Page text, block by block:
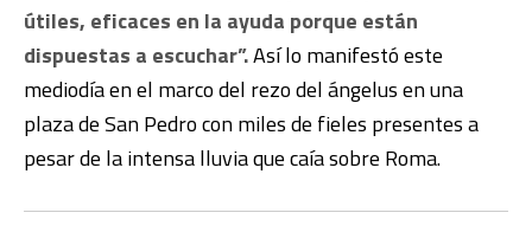
útiles, eficaces en la ayuda porque están
dispuestas a escuchar”.Así lo manifestó este
mediodía en el marco del rezo del ángelus en una
plaza de San Pedro con miles de fieles presentes a
pesar de la intensa lluvia que caía sobre Roma.